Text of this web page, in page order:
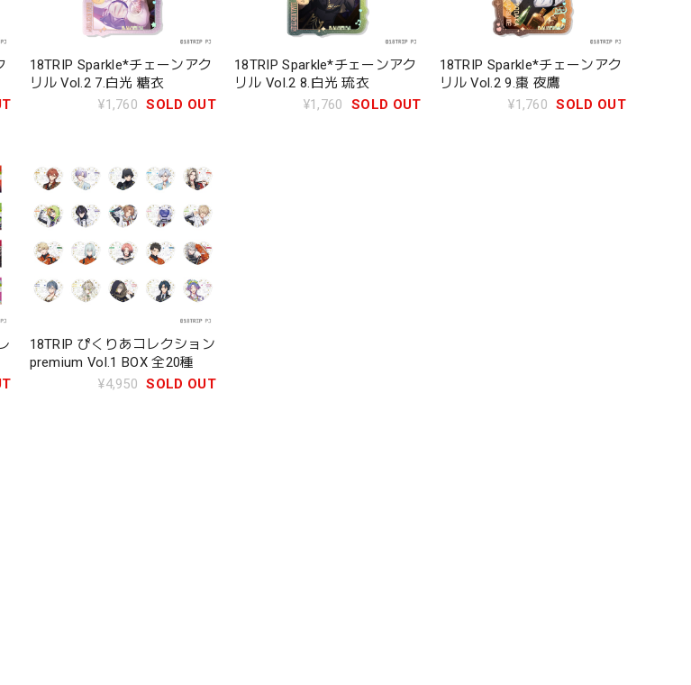
18TRIP Sparkle*チェーンアク
リル Vol.2 7.白光 糖衣
¥1,760 SOLD OUT
18TRIP Sparkle*チェーンアク
リル Vol.2 8.白光 琉衣
¥1,760
SOLD OUT
18TRIP Sparkle*チェーンアク
リル Vol.2 9.棗 夜鷹
¥1,760 SOLD OUT
18TRIP ぴくりあコレクション
premium Vol.1 BOX 全20種
¥4,950 SOLD OUT